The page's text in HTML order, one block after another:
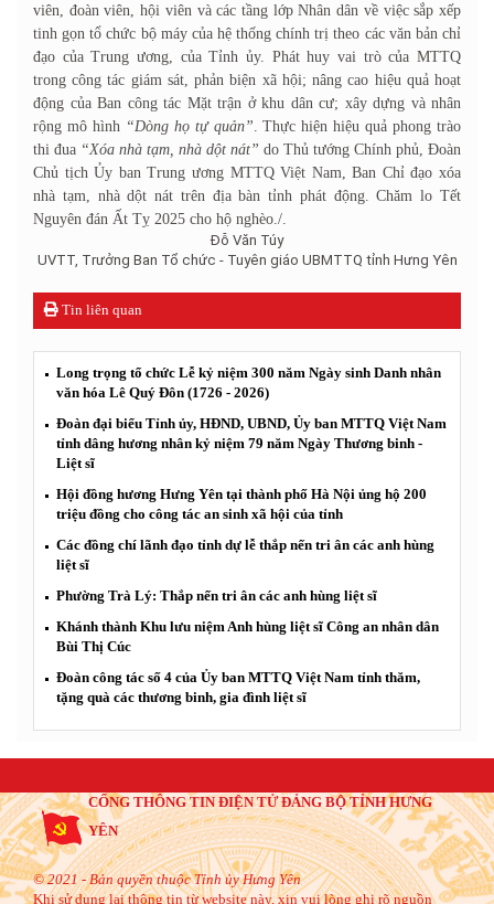
viên, đoàn viên, hội viên và các tầng lớp Nhân dân về việc sắp xếp
tinh gọn tổ chức bộ máy của hệ thống chính trị theo các văn bản chỉ
đạo của Trung ương, của Tỉnh ủy. Phát huy vai trò của MTTQ
trong công tác giám sát, phản biện xã hội; nâng cao hiệu quả hoạt
động của Ban công tác Mặt trận ở khu dân cư; xây dựng và nhân
rộng mô hình “Dòng họ tự quản”. Thực hiện hiệu quả phong trào
thi đua “Xóa nhà tạm, nhà dột nát” do Thủ tướng Chính phủ, Đoàn
Chủ tịch Ủy ban Trung ương MTTQ Việt Nam, Ban Chỉ đạo xóa
nhà tạm, nhà dột nát trên địa bàn tỉnh phát động. Chăm lo Tết
Nguyên đán Ất Tỵ 2025 cho hộ nghèo./.
Đỗ Văn Túy
UVTT, Trưởng Ban Tổ chức - Tuyên giáo UBMTTQ tỉnh Hưng Yên
Tin liên quan
Long trọng tổ chức Lễ kỷ niệm 300 năm Ngày sinh Danh nhân
văn hóa Lê Quý Đôn (1726 - 2026)
Đoàn đại biểu Tỉnh ủy, HĐND, UBND, Ủy ban MTTQ Việt Nam
tỉnh dâng hương nhân kỷ niệm 79 năm Ngày Thương binh -
Liệt sĩ
Hội đồng hương Hưng Yên tại thành phố Hà Nội ủng hộ 200
triệu đồng cho công tác an sinh xã hội của tỉnh
Các đồng chí lãnh đạo tỉnh dự lễ thắp nến tri ân các anh hùng
liệt sĩ
Phường Trà Lý: Thắp nến tri ân các anh hùng liệt sĩ
Khánh thành Khu lưu niệm Anh hùng liệt sĩ Công an nhân dân
Bùi Thị Cúc
Đoàn công tác số 4 của Ủy ban MTTQ Việt Nam tỉnh thăm,
tặng quà các thương binh, gia đình liệt sĩ
CỔNG THÔNG TIN ĐIỆN TỬ ĐẢNG BỘ TỈNH HƯNG
YÊN
© 2021 - Bản quyền thuộc Tỉnh ủy Hưng Yên
Khi sử dụng lại thông tin từ website này, xin vui lòng ghi rõ nguồn